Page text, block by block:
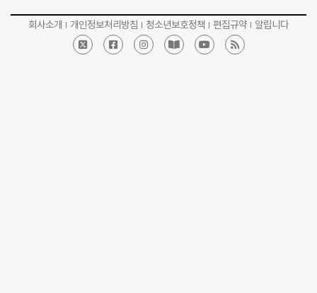
회사소개 개인정보처리방침 청소년보호정책 편집규약 알립니다